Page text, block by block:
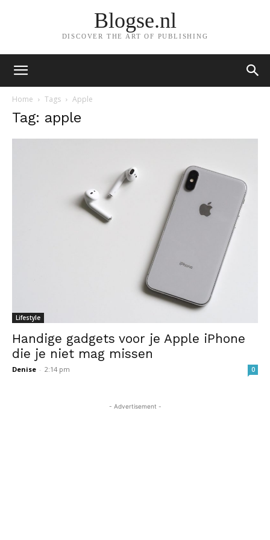
Blogse.nl
DISCOVER THE ART OF PUBLISHING
Home Tags Apple
Tag: apple
Lifestyle
Handige gadgets voor je Apple iPhone
die je niet mag missen
Denise - 2:14 pm 0
- Advertisement -